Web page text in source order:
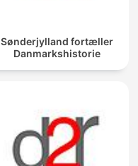
Sønderjylland fortæller
Danmarkshistorie